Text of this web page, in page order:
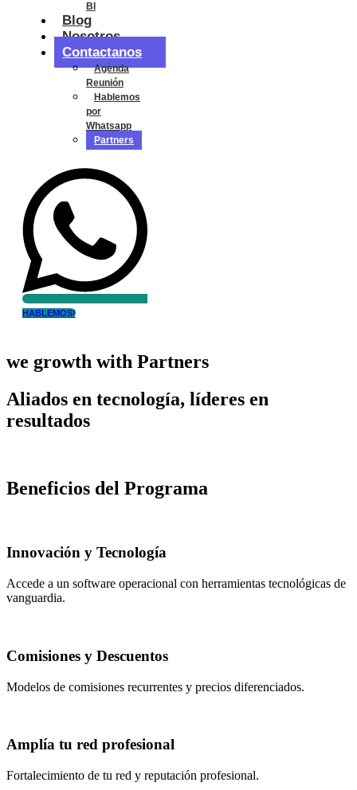
BI
Blog
Nosotros
Contactanos
Agenda
Reunión
Hablemos
por
Whatsapp
Partners
HABLEMOS!
we growth with Partners
Aliados en tecnología, líderes en
resultados
Beneficios del Programa
Innovación y Tecnología
Accede a un software operacional con herramientas tecnológicas de
vanguardia.
Comisiones y Descuentos
Modelos de comisiones recurrentes y precios diferenciados.
Amplía tu red profesional
Fortalecimiento de tu red y reputación profesional.